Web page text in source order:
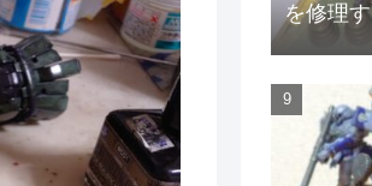
を修理